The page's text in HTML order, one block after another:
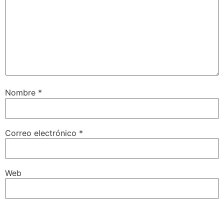
Nombre *
Correo electrónico *
Web